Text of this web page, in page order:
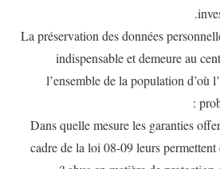
La préservation des données
indispensable et demeure au
l’ensemble de la population d’où
Dans quelle mesure les garanties
cadre de la loi 08-09 leurs